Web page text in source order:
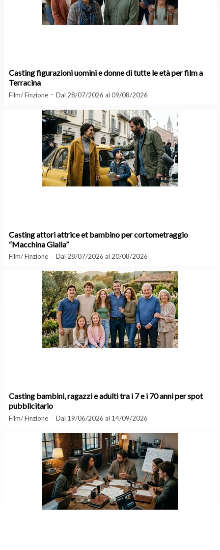
Casting figurazioni uomini e donne di tutte le età per film a
Terracina
Film/ Finzione Dal 28/07/2026 al 09/08/2026
Casting attori attrice et bambino per cortometraggio
“Macchina Gialla”
Film/ Finzione Dal 28/07/2026 al 20/08/2026
Casting bambini, ragazzi e adulti tra i 7 e i 70 anni per spot
pubblicitario
Film/ Finzione Dal 19/06/2026 al 14/09/2026